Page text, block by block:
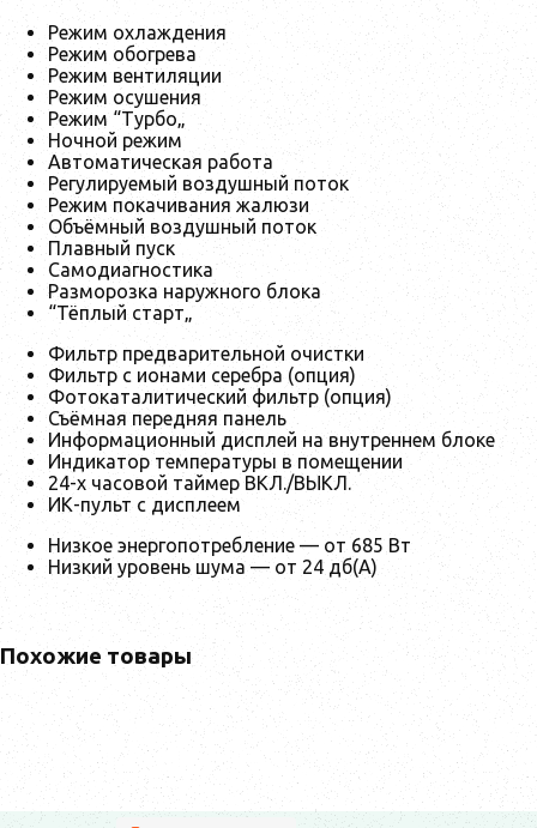
Режим охлаждения
Режим обогрева
Режим вентиляции
Режим осушения
Режим “Турбо„
Ночной режим
Автоматическая работа
Регулируемый воздушный поток
Режим покачивания жалюзи
Объёмный воздушный поток
Плавный пуск
Самодиагностика
Разморозка наружного блока
“Тёплый старт„
Фильтр предварительной очистки
Фильтр с ионами серебра (опция)
Фотокаталитический фильтр (опция)
Съёмная передняя панель
Информационный дисплей на внутреннем блоке
Индикатор температуры в помещении
24-х часовой таймер ВКЛ./ВЫКЛ.
ИК-пульт с дисплеем
Низкое энергопотребление — от 685 Вт
Низкий уровень шума — от 24 дб(А)
Похожие товары